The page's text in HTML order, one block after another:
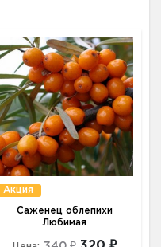
Акция
Саженец облепихи
Любимая